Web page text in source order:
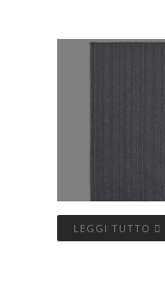
LEGGI TUTTO